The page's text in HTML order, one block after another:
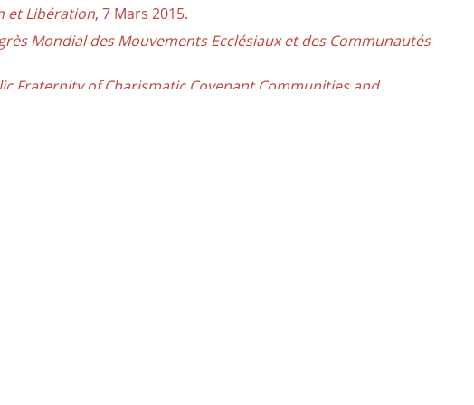
et Libération, 7 Mars 2015.
Mondial des Mouvements Ecclésiaux et des Communautés
Fraternity of Charismatic Covenant Communities and